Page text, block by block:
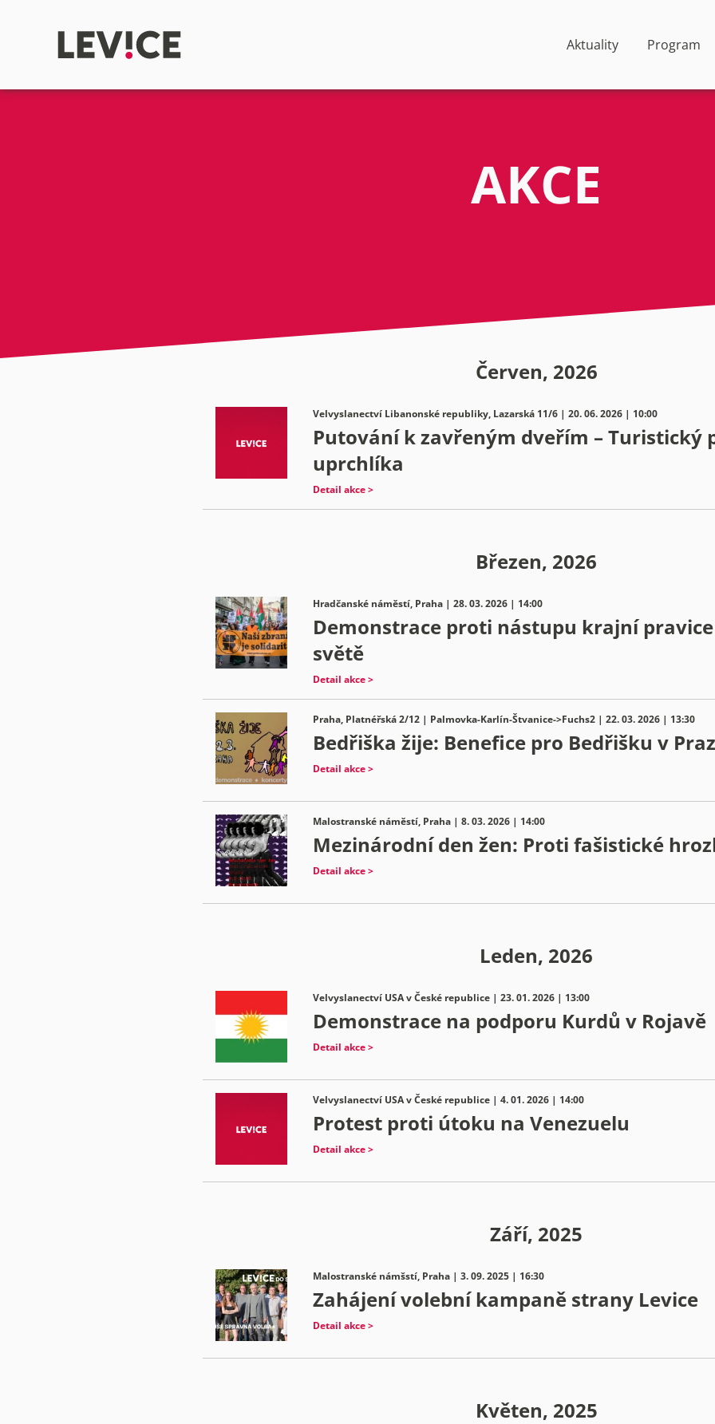
Aktuality Program
AKCE
Červen, 2026
Velvyslanectví Libanonské republiky, Lazarská 11/6 | 20. 06. 2026 | 10:00
Putování k zavřeným dveřím – Turistický
uprchlíka
Detail akce >
Březen, 2026
Hradčanské náměstí, Praha | 28. 03. 2026 | 14:00
Demonstrace proti nástupu krajní pravice
světě
Detail akce >
Praha, Platnéřská 2/12 | Palmovka-Karlín-Štvanice->Fuchs2 | 22. 03. 2026 | 13:30
Bedřiška žije: Benefice pro Bedřišku v
Detail akce >
Malostranské náměstí, Praha | 8. 03. 2026 | 14:00
Mezinárodní den žen: Proti fašistické
Detail akce >
Leden, 2026
Velvyslanectví USA v České republice | 23. 01. 2026 | 13:00
Demonstrace na podporu Kurdů v Rojavě
Detail akce >
Velvyslanectví USA v České republice | 4. 01. 2026 | 14:00
Protest proti útoku na Venezuelu
Detail akce >
Září, 2025
Malostranské námšstí, Praha | 3. 09. 2025 | 16:30
Zahájení volební kampaně strany Levice
Detail akce >
Květen, 2025